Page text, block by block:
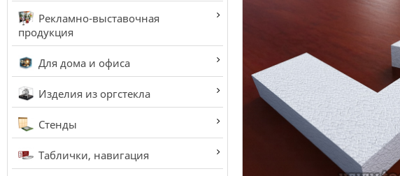
Рекламно-выставочная
продукция
Для дома и офиса
Изделия из оргстекла
Стенды
Таблички, навигация